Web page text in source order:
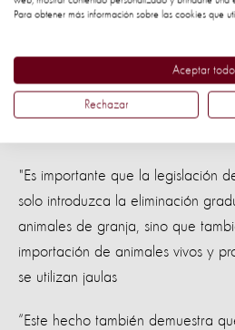
“Este es un gran paso y un día
escuchar a sus ciudadanos, la
de la industria. Este paso
jaulas en gallinas, pollos, cerdas y
"Es importante que la legislación
solo introduzca la eliminación
animales de granja, sino que
importación de animales vivos y
se utilizan jaulas
“Este hecho también demuestra
Para obtener más información sobre las cookies que
Aceptar todo
Rechazar